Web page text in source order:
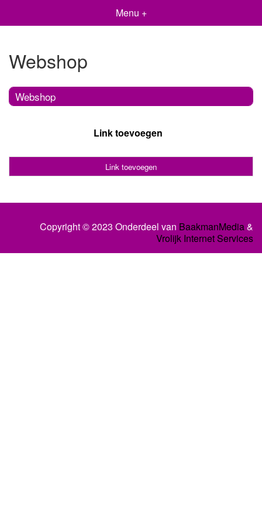
Menu +
Webshop
Webshop
Link toevoegen
Link toevoegen
Copyright © 2023 Onderdeel van BaakmanMedia&
Vrolijk Internet Services